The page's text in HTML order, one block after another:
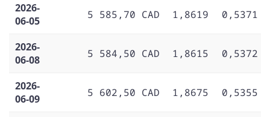
2026-
06-05
5 585,70 CAD 1,8619 0,5371
2026-
06-08
5 584,50 CAD 1,8615 0,5372
2026-
06-09
5 602,50 CAD 1,8675 0,5355